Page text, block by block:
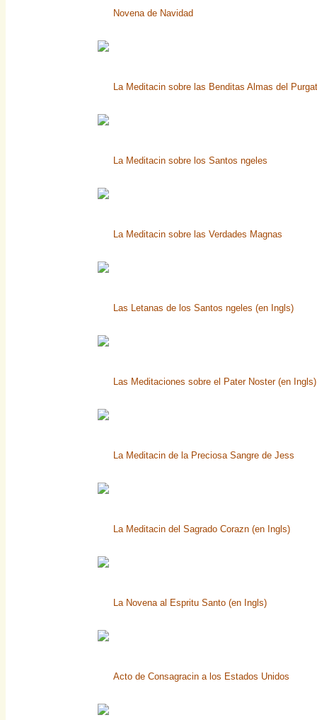
Novena de Navidad
La Meditacin sobre las Benditas Almas del
La Meditacin sobre los Santos ngeles
La Meditacin sobre las Verdades Magnas
Las Letanas de los Santos ngeles (en Ingls)
Las Meditaciones sobre el Pater Noster (en Ingls)
La Meditacin de la Preciosa Sangre de Jess
La Meditacin del Sagrado Corazn (en Ingls)
La Novena al Espritu Santo (en Ingls)
Acto de Consagracin a los Estados Unidos